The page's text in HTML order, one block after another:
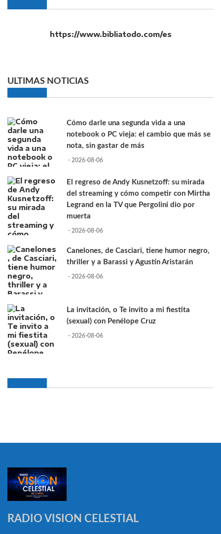
https://www.bibliatodo.com/es
ULTIMAS NOTICIAS
Cómo darle una segunda vida a una
notebook o PC vieja: el cambio que más se
nota, sin gastar de más
- 2026-08-06
El regreso de Andy Kusnetzoff: su mirada
del streaming y cómo competir con Mirtha
Legrand en la TV que Pergolini dio por
muerta
- 2026-08-06
Canelones, de Casciari, tiene humor negro,
thriller y a Barassi y Agustín Aristarán
- 2026-08-06
La invitación, o Te invito a mi fiestita
(sexual) con Penélope Cruz
- 2026-08-06
RADIO VISION CELESTIAL